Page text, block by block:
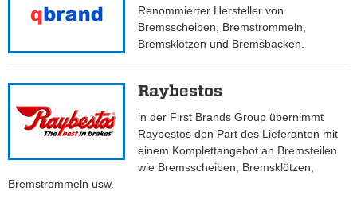
Renommierter Hersteller von
Bremsscheiben, Bremstrommeln,
Bremsklötzen und Bremsbacken.
Raybestos
in der First Brands Group übernimmt
Raybestos den Part des Lieferanten mit
einem Komplettangebot an Bremsteilen
wie Bremsscheiben, Bremsklötzen,
Bremstrommeln usw.